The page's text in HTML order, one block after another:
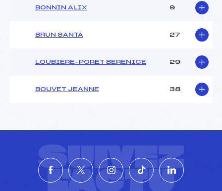
BONNIN ALIX 9
BRUN SANTA 27
LOUBIERE–PORET BERENICE 29
BOUVET JEANNE 38
SUIVEZ
L'ACTU